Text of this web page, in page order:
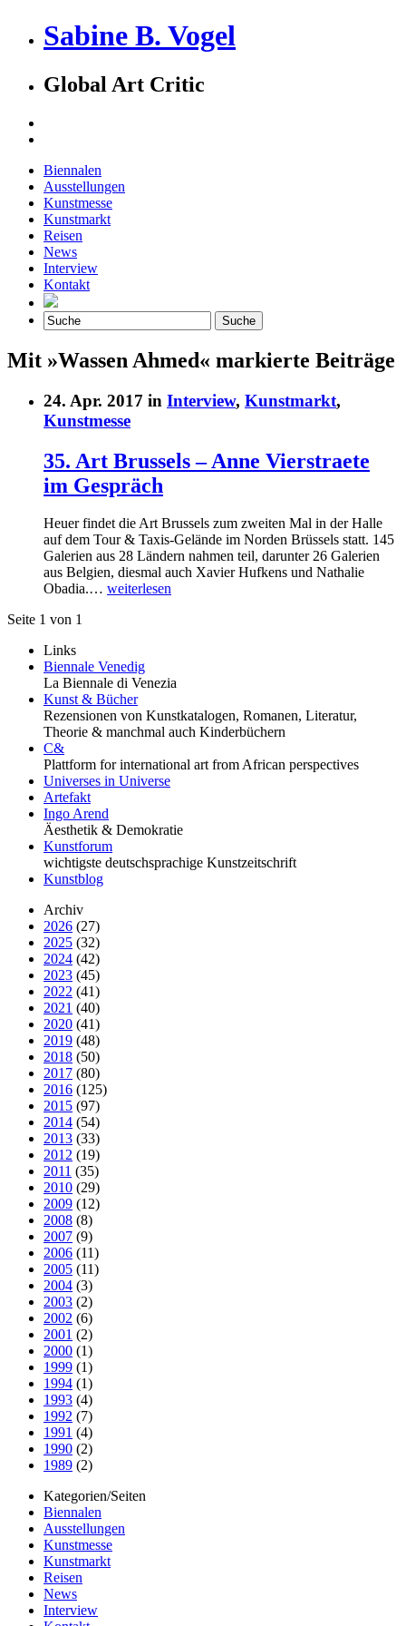
Sabine B. Vogel
Global Art Critic
Biennalen
Ausstellungen
Kunstmesse
Kunstmarkt
Reisen
News
Interview
Kontakt
Mit »Wassen Ahmed« markierte Beiträge
24. Apr. 2017 in Interview, Kunstmarkt,
Kunstmesse
35. Art Brussels – Anne Vierstraete
im Gespräch
Heuer findet die Art Brussels zum zweiten Mal in der Halle
auf dem Tour & Taxis-Gelände im Norden Brüssels statt. 145
Galerien aus 28 Ländern nahmen teil, darunter 26 Galerien
aus Belgien, diesmal auch Xavier Hufkens und Nathalie
Obadia.… weiterlesen
Seite 1 von 1
Links
Biennale Venedig
La Biennale di Venezia
Kunst & Bücher
Rezensionen von Kunstkatalogen, Romanen, Literatur,
Theorie & manchmal auch Kinderbüchern
C&
Plattform for international art from African perspectives
Universes in Universe
Artefakt
Ingo Arend
Äesthetik & Demokratie
Kunstforum
wichtigste deutschsprachige Kunstzeitschrift
Kunstblog
Archiv
2026 (27)
2025 (32)
2024 (42)
2023 (45)
2022 (41)
2021 (40)
2020 (41)
2019 (48)
2018 (50)
2017 (80)
2016 (125)
2015 (97)
2014 (54)
2013 (33)
2012 (19)
2011 (35)
2010 (29)
2009 (12)
2008 (8)
2007 (9)
2006 (11)
2005 (11)
2004 (3)
2003 (2)
2002 (6)
2001 (2)
2000 (1)
1999 (1)
1994 (1)
1993 (4)
1992 (7)
1991 (4)
1990 (2)
1989 (2)
Kategorien/Seiten
Biennalen
Ausstellungen
Kunstmesse
Kunstmarkt
Reisen
News
Interview